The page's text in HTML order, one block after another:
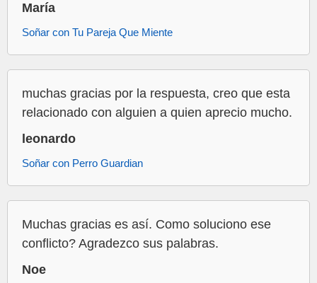
María
Soñar con Tu Pareja Que Miente
muchas gracias por la respuesta, creo que esta
relacionado con alguien a quien aprecio mucho.
leonardo
Soñar con Perro Guardian
Muchas gracias es así. Como soluciono ese
conflicto? Agradezco sus palabras.
Noe